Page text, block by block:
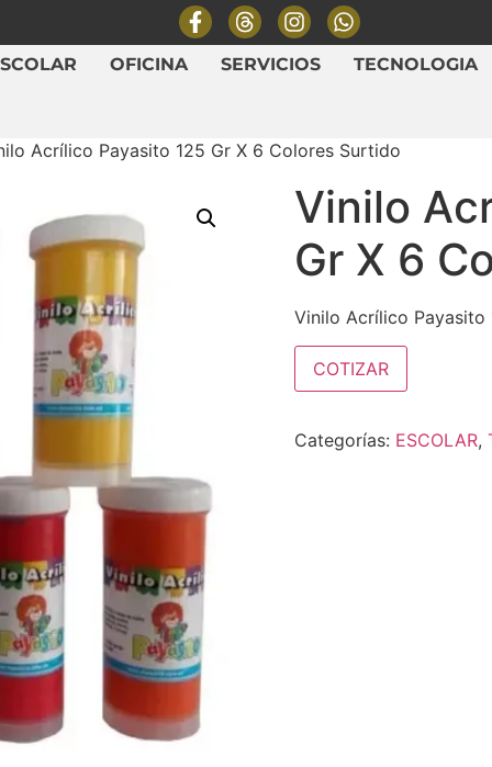
OFICINA SERVICIOS TECNOLOGIA
Acrílico Payasito 125 Gr X 6 Colores Surtido
Vinilo
Gr X 6
Vinilo Acrílico Payasito
COTIZAR
Categorías: ESCOLAR,